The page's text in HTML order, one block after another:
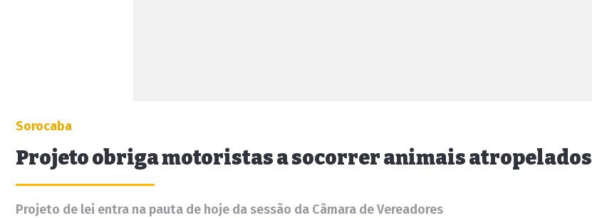
Sorocaba
Projeto obriga motoristas a socorrer animais atropelados
Projeto de lei entra na pauta de hoje da sessão da Câmara de Vereadores